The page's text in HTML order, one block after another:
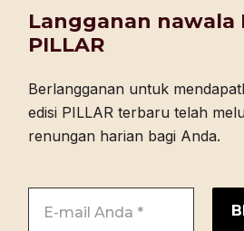
Langganan nawala
PILLAR
Berlangganan untuk
edisi PILLAR terbaru telah
renungan harian bagi Anda.